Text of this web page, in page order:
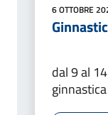
6 OTTOBRE
dal 9 al